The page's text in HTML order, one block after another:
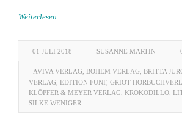
Weiterlesen …
01 JULI 2018 SUSANNE MARTIN
AVIVA VERLAG BOHEM VERLAG BRITTA
VERLAG EDITION FÜNF, GRIOT
KLÖPFER & MEYER VERLAG KROKODILLO
SILKE WENIGER